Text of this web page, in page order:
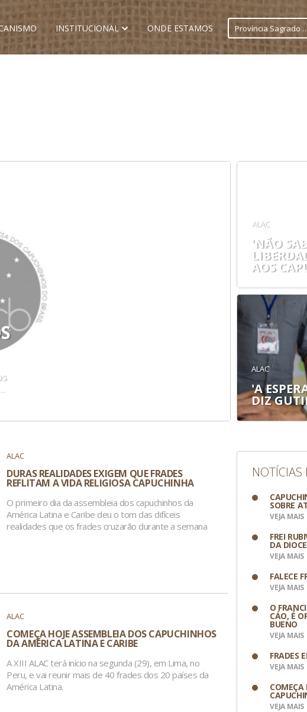
INSTITUCIONAL ONDE ESTAMOS Província
ALAC
'NÃO
AOS
ALAC
'A
DIZ
ALAC
DURAS REALIDADES EXIGEM QUE FRADES
REFLITAM A VIDA RELIGIOSA CAPUCHINHA
O primeiro dia da assembleia dos capuchinhos da
América Latina e Caribe deu o tom das difíceis
realidades que os frades cruzarão durante a semana
ALAC
COMEÇA HOJE ASSEMBLEIA DOS CAPUCHINHOS
DA AMÉRICA LATINA E CARIBE
A XIII ALAC terá início na segunda (29), em Lima, no
Peru, e vai reunir mais de 40 frades dos 20 países da
América Latina.
NOTÍCIAS
SOBRE
VEJA MAIS
FREI
DA
VEJA MAIS
FALECE
VEJA MAIS
O
CÁO, É
BUENO
VEJA MAIS
FRADES
VEJA MAIS
COMEÇA
VEJA MAIS